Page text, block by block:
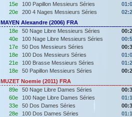
15e
100 Papillon Messieurs Séries
20e
200 4 Nages Messieurs Séries
MAYEN Alexandre (2006) FRA
18e
50 Nage Libre Messieurs Séries
40e
100 Nage Libre Messieurs Séries
17e
50 Dos Messieurs Séries
18e
100 Dos Messieurs Séries
21e
100 Brasse Messieurs Séries
18e
50 Papillon Messieurs Séries
MUZET Noemie (2011) FRA
89e
50 Nage Libre Dames Séries
60e
100 Nage Libre Dames Séries
33e
50 Dos Dames Séries
28e
100 Dos Dames Séries